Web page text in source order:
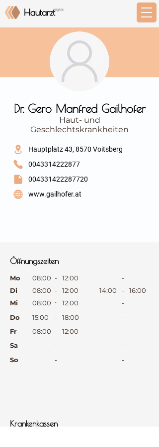
Dr. Gero Manfred Gailhofer
Haut- und
Geschlechtskrankheiten
Hauptplatz 43, 8570 Voitsberg
0043314222877
004331422287720
www.gailhofer.at
Öffnungszeiten
Mo
08:00 - 12:00
-
Di
08:00 - 12:00 14:00 -
16:00
Mi
08:00 - 12:00
-
Do
15:00 - 18:00 -
Fr 08:00 - 12:00 -
Sa -
-
So
-
-
Krankenkassen